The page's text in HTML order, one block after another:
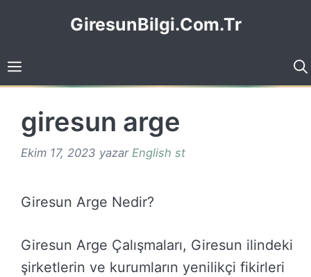
GiresunBilgi.Com.Tr
giresun arge
Ekim 17, 2023 yazar English st
Giresun Arge Nedir?
Giresun Arge Çalışmaları, Giresun ilindeki
şirketlerin ve kurumların yenilikçi fikirleri